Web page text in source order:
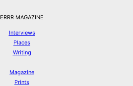
ERRR MAGAZINE
Interviews
Places
Writing
Magazine
Prints